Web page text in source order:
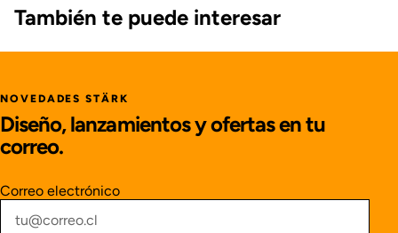
También te puede interesar
NOVEDADES STÄRK
Diseño, lanzamientos y ofertas en tu
correo.
Correo electrónico